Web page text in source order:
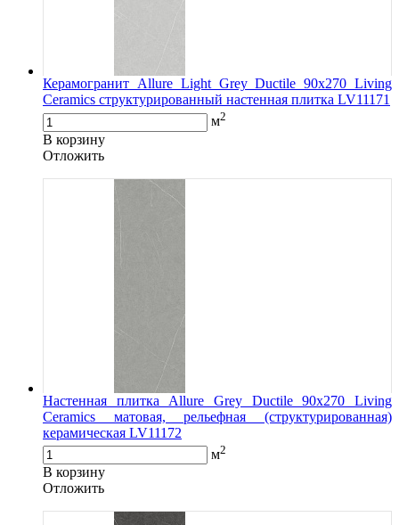
Керамогранит Allure Light Grey Ductile 90x270 Living
Ceramics структурированный настенная плитка LV11171
м2
В корзину
Oтложить
Настенная плитка Allure Grey Ductile 90x270 Living
Ceramics матовая, рельефная (структурированная)
керамическая LV11172
м2
В корзину
Oтложить